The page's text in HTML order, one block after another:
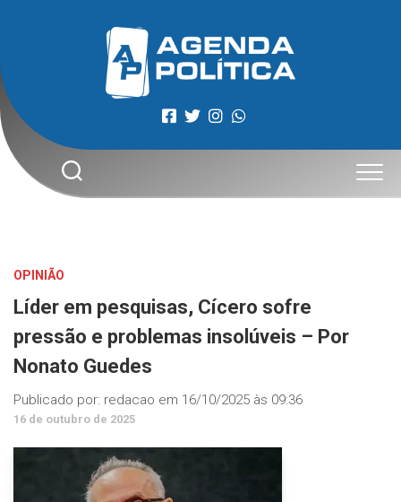
OPINIÃO
Líder em pesquisas, Cícero sofre
pressão e problemas insolúveis – Por
Nonato Guedes
Publicado por: redacao em 16/10/2025 às 09:36
16 de outubro de 2025